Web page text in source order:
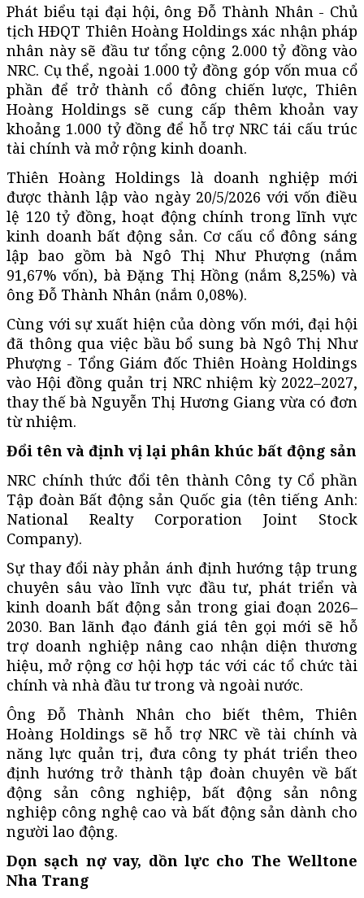
Phát biểu tại đại hội, ông Đỗ Thành Nhân - Chủ
tịch HĐQT Thiên Hoàng Holdings xác nhận pháp
nhân này sẽ đầu tư tổng cộng 2.000 tỷ đồng vào
NRC. Cụ thể, ngoài 1.000 tỷ đồng góp vốn mua cổ
phần để trở thành cổ đông chiến lược, Thiên
Hoàng Holdings sẽ cung cấp thêm khoản vay
khoảng 1.000 tỷ đồng để hỗ trợ NRC tái cấu trúc
tài chính và mở rộng kinh doanh.
Thiên Hoàng Holdings là doanh nghiệp mới
được thành lập vào ngày 20/5/2026 với vốn điều
lệ 120 tỷ đồng, hoạt động chính trong lĩnh vực
kinh doanh bất động sản. Cơ cấu cổ đông sáng
lập bao gồm bà Ngô Thị Như Phượng (nắm
91,67% vốn), bà Đặng Thị Hồng (nắm 8,25%) và
ông Đỗ Thành Nhân (nắm 0,08%).
Cùng với sự xuất hiện của dòng vốn mới, đại hội
đã thông qua việc bầu bổ sung bà Ngô Thị Như
Phượng - Tổng Giám đốc Thiên Hoàng Holdings
vào Hội đồng quản trị NRC nhiệm kỳ 2022–2027,
thay thế bà Nguyễn Thị Hương Giang vừa có đơn
từ nhiệm.
Đổi tên và định vị lại phân khúc bất động sản
NRC chính thức đổi tên thành Công ty Cổ phần
Tập đoàn Bất động sản Quốc gia (tên tiếng Anh:
National Realty Corporation Joint Stock
Company).
Sự thay đổi này phản ánh định hướng tập trung
chuyên sâu vào lĩnh vực đầu tư, phát triển và
kinh doanh bất động sản trong giai đoạn 2026–
2030. Ban lãnh đạo đánh giá tên gọi mới sẽ hỗ
trợ doanh nghiệp nâng cao nhận diện thương
hiệu, mở rộng cơ hội hợp tác với các tổ chức tài
chính và nhà đầu tư trong và ngoài nước.
Ông Đỗ Thành Nhân cho biết thêm, Thiên
Hoàng Holdings sẽ hỗ trợ NRC về tài chính và
năng lực quản trị, đưa công ty phát triển theo
định hướng trở thành tập đoàn chuyên về bất
động sản công nghiệp, bất động sản nông
nghiệp công nghệ cao và bất động sản dành cho
người lao động.
Dọn sạch nợ vay, dồn lực cho The Welltone
Nha Trang